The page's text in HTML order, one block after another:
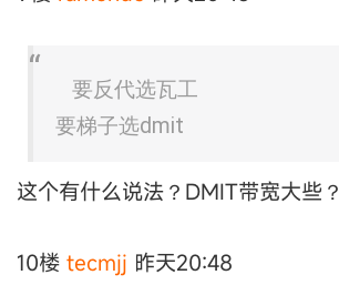
要反代选瓦工
要梯子选dmit
这个有什么说法？DMIT带宽大些？
10楼 tecmjj 昨天20:48